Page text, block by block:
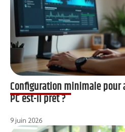
Configuration minimale pour
PC est-il prêt ?
9 juin 2026